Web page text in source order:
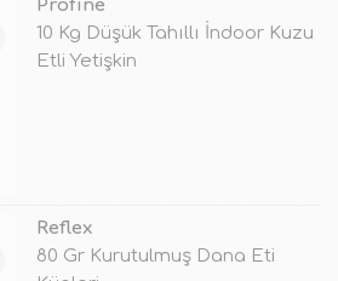
Profine
10 Kg Düşük Tahıllı İndoor Kuzu
Etli Yetişkin
Reflex
80 Gr Kurutulmuş Dana Eti